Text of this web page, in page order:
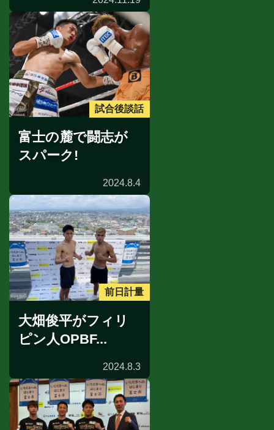
試合後談話
富士の麓で闘志が
スパーク!
2024.8.4
前日計量
大畑俊平がフィリ
ピン人OPBF...
2024.8.3